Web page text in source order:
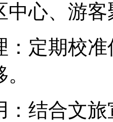
中心、游
期校准
合文旅